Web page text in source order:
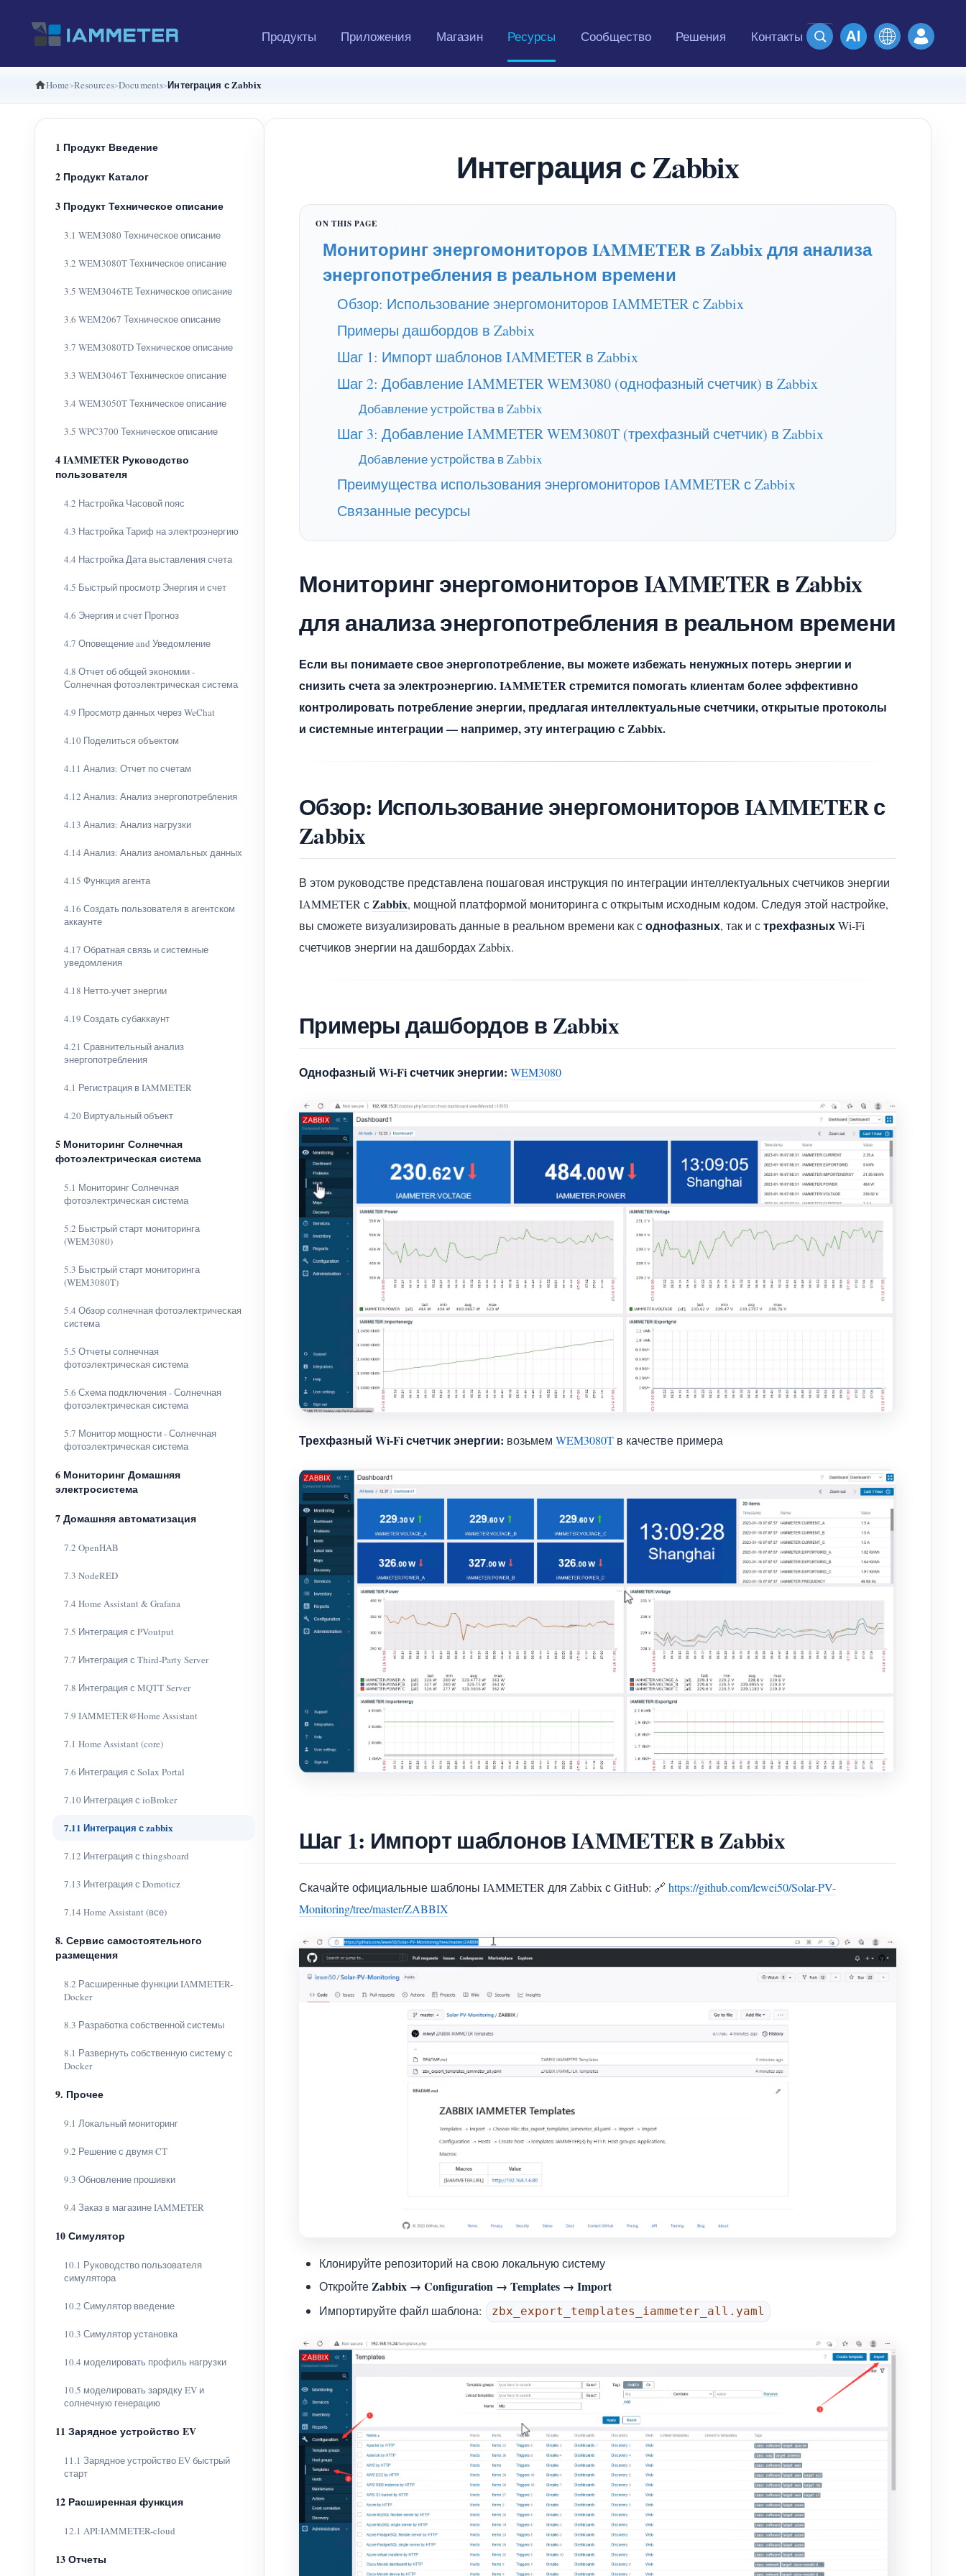
Продукты Приложения Магазин Ресурсы Сообщество Решения Контакты
Home Resources Documents Интеграция с Zabbix
1 Продукт Введение
2 Продукт Каталог
3 Продукт Техническое описание
3.1 WEM3080 Техническое описание
3.2 WEM3080T Техническое описание
3.5 WEM3046TE Техническое описание
3.6 WEM2067 Техническое описание
3.7 WEM3080TD Техническое описание
3.3 WEM3046T Техническое описание
3.4 WEM3050T Техническое описание
3.5 WPC3700 Техническое описание
4 IAMMETER Руководство
пользователя
4.2 Настройка Часовой пояс
4.3 Настройка Тариф на электроэнергию
4.4 Настройка Дата выставления счета
4.5 Быстрый просмотр Энергия и счет
4.6 Энергия и счет Прогноз
4.7 Оповещение and Уведомление
4.8 Отчет об общей экономии -
Солнечная фотоэлектрическая система
4.9 Просмотр данных через WeChat
4.10 Поделиться объектом
4.11 Анализ: Отчет по счетам
4.12 Анализ: Анализ энергопотребления
4.13 Анализ: Анализ нагрузки
4.14 Анализ: Анализ аномальных данных
4.15 Функция агента
4.16 Создать пользователя в агентском
аккаунте
4.17 Обратная связь и системные
уведомления
4.18 Нетто-учет энергии
4.19 Создать субаккаунт
4.21 Сравнительный анализ
энергопотребления
4.1 Регистрация в IAMMETER
4.20 Виртуальный объект
5 Мониторинг Солнечная
фотоэлектрическая система
5.1 Мониторинг Солнечная
фотоэлектрическая система
5.2 Быстрый старт мониторинга
(WEM3080)
5.3 Быстрый старт мониторинга
(WEM3080T)
5.4 Обзор солнечная фотоэлектрическая
система
5.5 Отчеты солнечная
фотоэлектрическая система
5.6 Схема подключения - Солнечная
фотоэлектрическая система
5.7 Монитор мощности - Солнечная
фотоэлектрическая система
6 Мониторинг Домашняя
электросистема
7 Домашняя автоматизация
7.2 OpenHAB
7.3 NodeRED
7.4 Home Assistant & Grafana
7.5 Интеграция с PVoutput
7.7 Интеграция с Third-Party Server
7.8 Интеграция с MQTT Server
7.9 IAMMETER@Home Assistant
7.1 Home Assistant (core)
7.6 Интеграция с Solax Portal
7.10 Интеграция с ioBroker
7.11 Интеграция с zabbix
7.12 Интеграция с thingsboard
7.13 Интеграция с Domoticz
7.14 Home Assistant (все)
8. Сервис самостоятельного
размещения
8.2 Расширенные функции IAMMETER-
Docker
8.3 Разработка собственной системы
8.1 Развернуть собственную систему с
Docker
9. Прочее
9.1 Локальный мониторинг
9.2 Решение с двумя CT
9.3 Обновление прошивки
9.4 Заказ в магазине IAMMETER
10 Симулятор
10.1 Руководство пользователя
симулятора
10.2 Симулятор введение
10.3 Симулятор установка
10.4 моделировать профиль нагрузки
10.5 моделировать зарядку EV и
солнечную генерацию
11 Зарядное устройство EV
11.1 Зарядное устройство EV быстрый
старт
12 Расширенная функция
12.1 API:IAMMETER-cloud
13 Отчеты
Интеграция с Zabbix
Мониторинг энергомониторов IAMMETER в Zabbix для анализа
энергопотребления в реальном времени
Обзор: Использование энергомониторов IAMMETER с Zabbix
Примеры дашбордов в Zabbix
Шаг 1: Импорт шаблонов IAMMETER в Zabbix
Шаг 2: Добавление IAMMETER WEM3080 (однофазный счетчик) в Zabbix
Добавление устройства в Zabbix
Шаг 3: Добавление IAMMETER WEM3080T (трехфазный счетчик) в Zabbix
Добавление устройства в Zabbix
Преимущества использования энергомониторов IAMMETER с Zabbix
Связанные ресурсы
Мониторинг энергомониторов IAMMETER в Zabbix
для анализа энергопотребления в реальном времени
Если вы понимаете свое энергопотребление, вы можете избежать ненужных потерь энергии и
снизить счета за электроэнергию. IAMMETER стремится помогать клиентам более эффективно
контролировать потребление энергии, предлагая интеллектуальные счетчики, открытые протоколы
и системные интеграции — например, эту интеграцию с Zabbix.
Обзор: Использование энергомониторов IAMMETER с
Zabbix
В этом руководстве представлена пошаговая инструкция по интеграции интеллектуальных счетчиков энергии
IAMMETER сZabbix, мощной платформой мониторинга с открытым исходным кодом. Следуя этой настройке,
вы сможете визуализировать данные в реальном времени как соднофазных, так и стрехфазныхWi-Fi
счетчиков энергии на дашбордах Zabbix.
Примеры дашбордов в Zabbix
Однофазный Wi-Fi счетчик энергии: WEM3080
Трехфазный Wi-Fi счетчик энергии: возьмем WEM3080T в качестве примера
Шаг 1: Импорт шаблонов IAMMETER в Zabbix
Скачайте официальные шаблоны IAMMETER для Zabbix с GitHub: 🔗 https://github.com/lewei50/Solar-PV-
Monitoring/tree/master/ZABBIX
Клонируйте репозиторий на свою локальную систему
ОткройтеZabbix → Configuration → Templates → Import
Импортируйте файл шаблона: zbx_export_templates_iammeter_all.yaml